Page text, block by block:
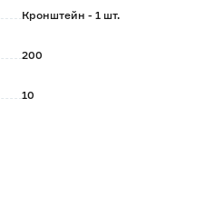
Кронштейн - 1 шт.
200
10